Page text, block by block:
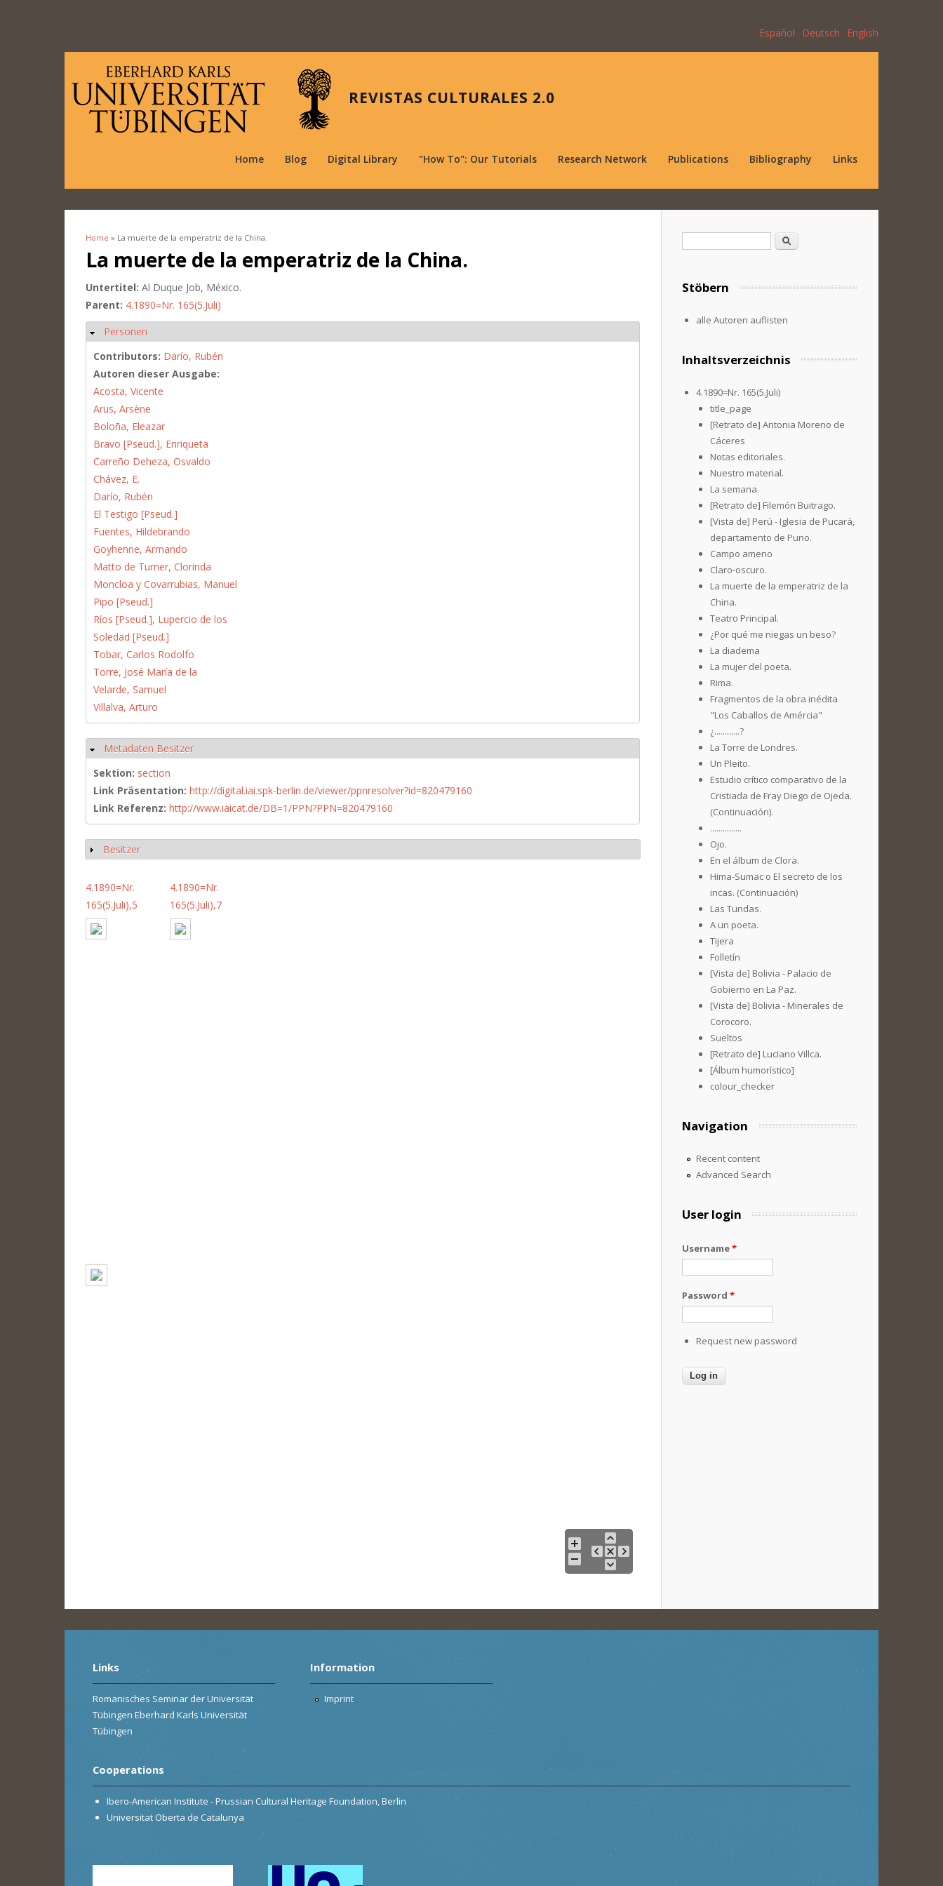
Español Deutsch English
REVISTAS CULTURALES 2.0
Home Blog Digital Library "How To": Our Tutorials Research Network Publications Bibliography Links
You are here
Home » La muerte de la emperatriz de la China.
La muerte de la emperatriz de la China.
Untertitel: Al Duque Job, México.
Parent: 4.1890=Nr. 165(5.Juli)
Hide
Personen
Contributors: Darío, Rubén
Autoren dieser Ausgabe:
Acosta, Vicente
Arus, Arsène
Boloña, Eleazar
Bravo [Pseud.], Enriqueta
Carreño Deheza, Osvaldo
Chávez, E.
Darío, Rubén
El Testigo [Pseud.]
Fuentes, Hildebrando
Goyhenne, Armando
Matto de Turner, Clorinda
Moncloa y Covarrubias, Manuel
Pipo [Pseud.]
Ríos [Pseud.], Lupercio de los
Soledad [Pseud.]
Tobar, Carlos Rodolfo
Torre, José María de la
Velarde, Samuel
Villalva, Arturo
Hide
Metadaten Besitzer
Sektion: section
Link Präsentation: http://digital.iai.spk-berlin.de/viewer/ppnresolver?id=820479160
Link Referenz: http://www.iaicat.de/DB=1/PPN?PPN=820479160
Show
Besitzer
4.1890=Nr.
165(5.Juli),5
4.1890=Nr.
165(5.Juli),7
Search
Stöbern
alle Autoren auflisten
Inhaltsverzeichnis
4.1890=Nr. 165(5.Juli)
title_page
[Retrato de] Antonia Moreno de
Cáceres
Notas editoriales.
Nuestro material.
La semana
[Retrato de] Filemón Buitrago.
[Vista de] Perú - Iglesia de Pucará,
departamento de Puno.
Campo ameno
Claro-oscuro.
La muerte de la emperatriz de la
China.
Teatro Principal.
¿Por qué me niegas un beso?
La diadema
La mujer del poeta.
Rima.
Fragmentos de la obra inédita
"Los Caballos de Amércia"
¿............?
La Torre de Londres.
Un Pleito.
Estudio crítico comparativo de la
Cristiada de Fray Diego de Ojeda.
(Continuación).
...............
Ojo.
En el álbum de Clora.
Hima-Sumac o El secreto de los
incas. (Continuación)
Las Tundas.
A un poeta.
Tijera
Folletín
[Vista de] Bolivia - Palacio de
Gobierno en La Paz.
[Vista de] Bolivia - Minerales de
Corocoro.
Sueltos
[Retrato de] Luciano Villca.
[Álbum humorístico]
colour_checker
Navigation
Recent content
Advanced Search
User login
Username*
Password *
Request new password
Links
Romanisches Seminar der Universität
Tübingen Eberhard Karls Universität
Tübingen
Information
Imprint
Cooperations
Ibero-American Institute - Prussian Cultural Heritage Foundation, Berlin
Universitat Oberta de Catalunya